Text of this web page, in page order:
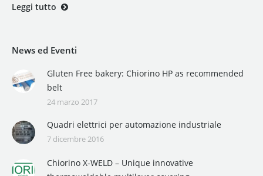
Leggi tutto
News ed Eventi
Gluten Free bakery: Chiorino HP as recommended
belt
24 marzo 2017
Quadri elettrici per automazione industriale
7 dicembre 2016
Chiorino X-WELD – Unique innovative